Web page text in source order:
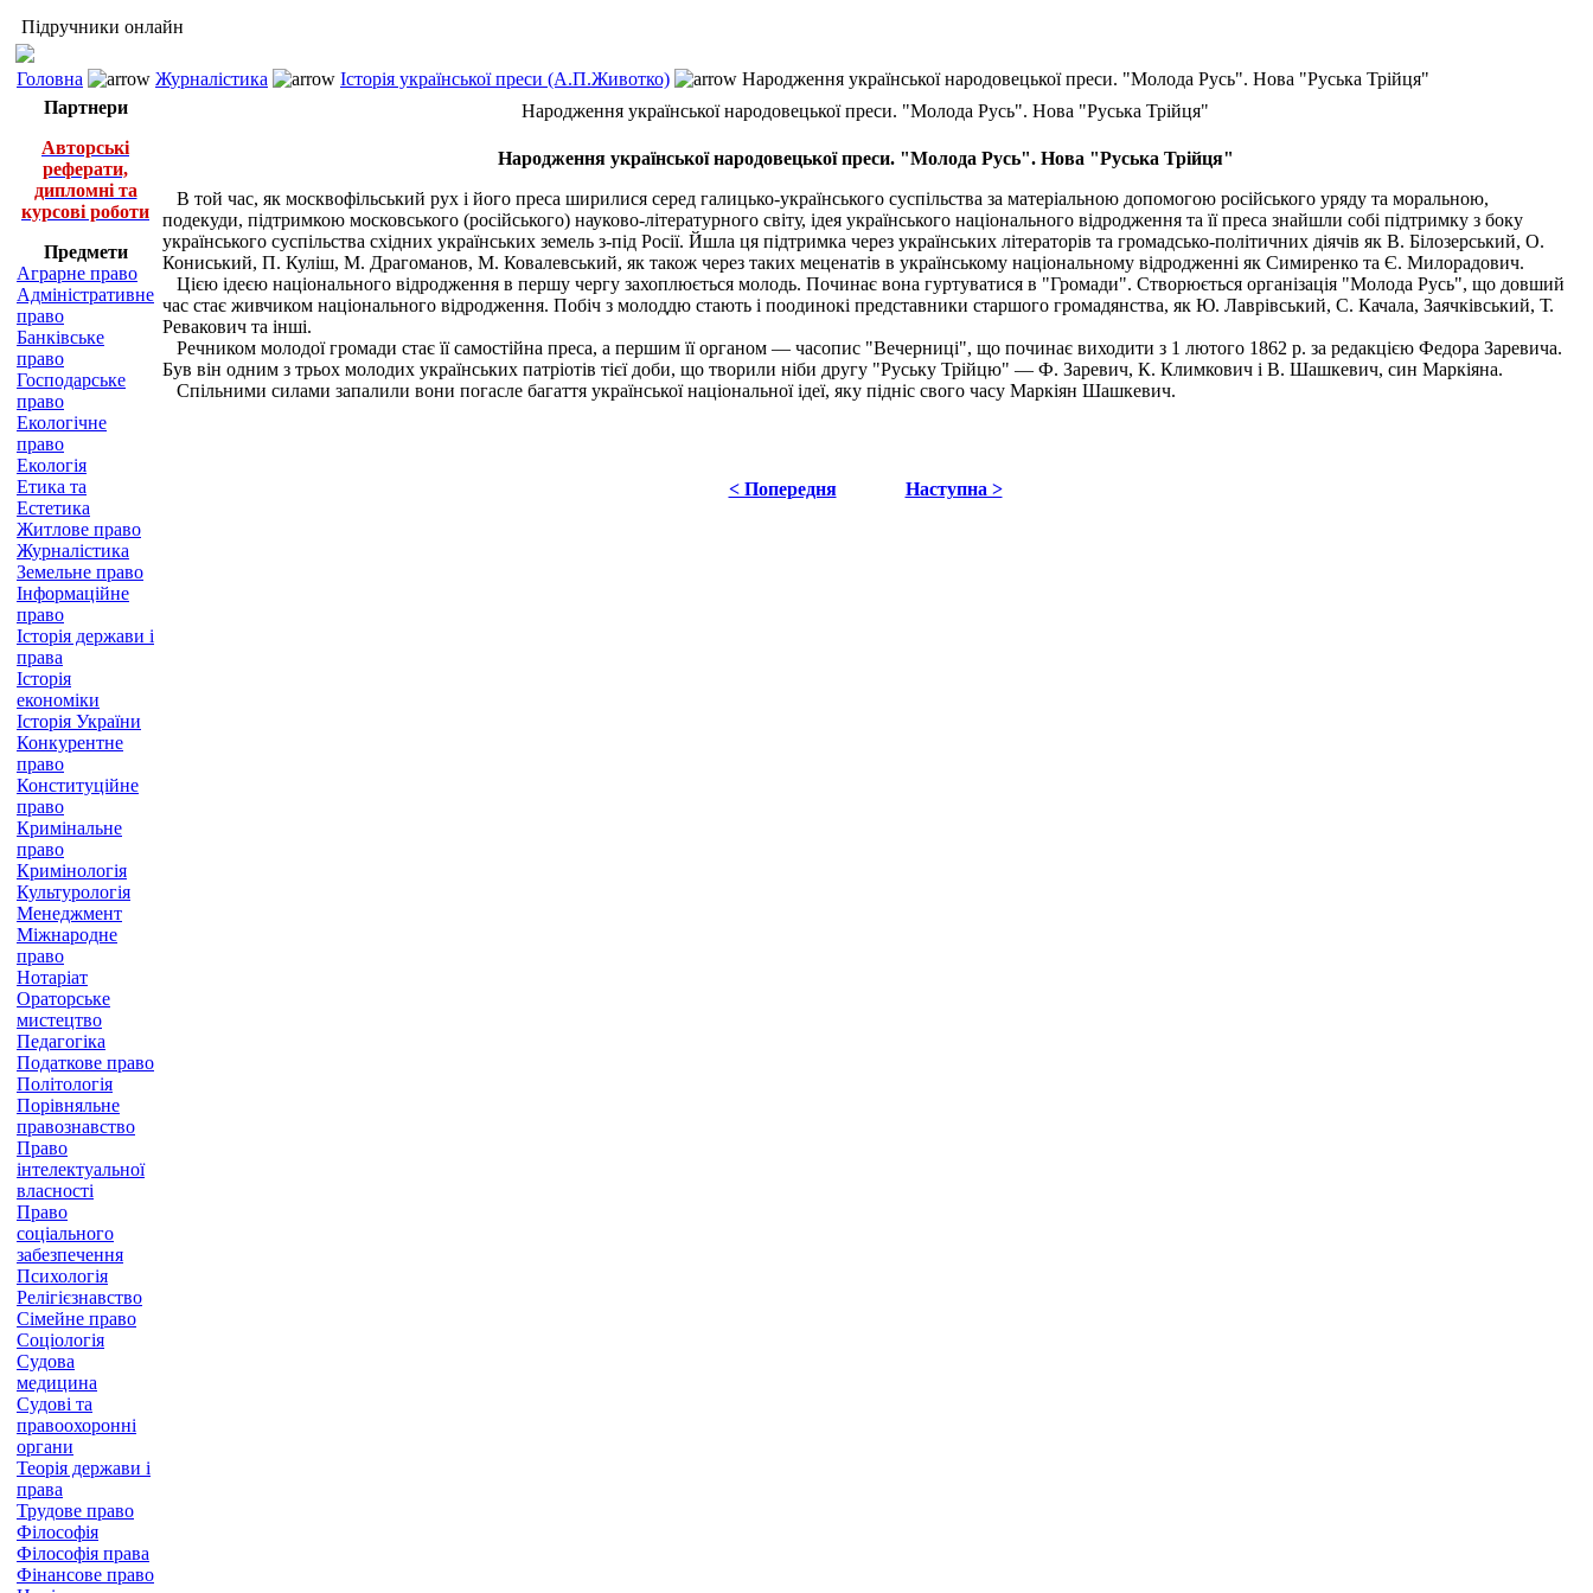
Підручники онлайн
Головна Журналістика Історія української преси (А.П.Животко)
Народження української народовецької преси. "Молода Русь". Нова "Руська Трійця"
Партнери
Авторські
реферати,
дипломні та
курсові роботи
Предмети
Аграрне право
Адміністративне
право
Банківське
право
Господарське
право
Екологічне
право
Екологія
Етика та
Естетика
Житлове право
Журналістика
Земельне право
Інформаційне
право
Історія держави і
права
Історія
економіки
Історія України
Конкурентне
право
Конституційне
право
Кримінальне
право
Кримінологія
Культурологія
Менеджмент
Міжнародне
право
Нотаріат
Ораторське
мистецтво
Педагогіка
Податкове право
Політологія
Порівняльне
правознавство
Право
інтелектуальної
власності
Право
соціального
забезпечення
Психологія
Релігієзнавство
Сімейне право
Соціологія
Судова
медицина
Судові та
правоохоронні
органи
Теорія держави і
права
Трудове право
Філософія
Філософія права
Фінансове право
Народження української народовецької преси. "Молода Русь". Нова "Руська Трійця"
Народження української народовецької преси. "Молода Русь". Нова "Руська Трійця"
В той час, як москвофільський рух і його преса ширилися серед галицько-українського суспільства за матеріальною допомогою російського уряду та моральною,
подекуди, підтримкою московського (російського) науково-літературного світу, ідея українського національного відродження та її преса знайшли собі підтримку з боку
українського суспільства східних українських земель з-під Росії. Йшла ця підтримка через українських літераторів та громадсько-політичних діячів як В. Білозерський, О.
Кониський, П. Куліш, М. Драгоманов, М. Ковалевський, як також через таких меценатів в українському національному відродженні як Симиренко та Є. Милорадович.
Цією ідеєю національного відродження в першу чергу захоплюється молодь. Починає вона гуртуватися в "Громади". Створюється організація "Молода Русь", що довший
час стає живчиком національного відродження. Побіч з молоддю стають і поодинокі представники старшого громадянства, як Ю. Лаврівський, С. Качала, Заячківський, Т.
Ревакович та інші.
Речником молодої громади стає її самостійна преса, а першим її органом — часопис "Вечерниці", що починає виходити з 1 лютого 1862 р. за редакцією Федора Заревича.
Був він одним з трьох молодих українських патріотів тієї доби, що творили ніби другу "Руську Трійцю" — Ф. Заревич, К. Климкович і В. Шашкевич, син Маркіяна.
Спільними силами запалили вони погасле багаття української національної ідеї, яку підніс свого часу Маркіян Шашкевич.
< Попередня Наступна >